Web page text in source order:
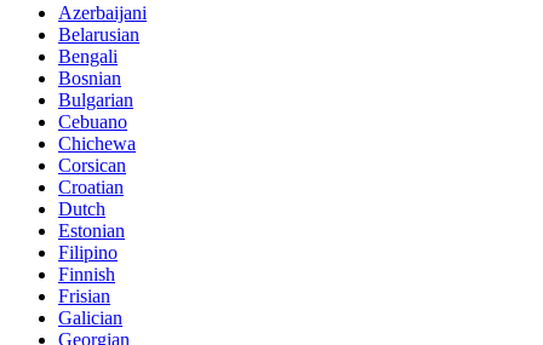
Azerbaijani
Belarusian
Bengali
Bosnian
Bulgarian
Cebuano
Chichewa
Corsican
Croatian
Dutch
Estonian
Filipino
Finnish
Frisian
Galician
Georgian